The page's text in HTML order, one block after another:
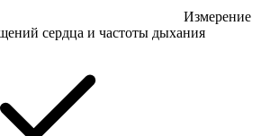
Измерение
сердца и частоты дыхания